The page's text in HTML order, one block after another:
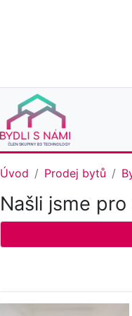
Úvod Prodej bytů
Našli jsme pro